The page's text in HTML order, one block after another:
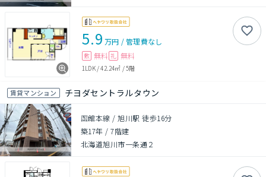
5.9 万円 /管理費なし
敷 無料 礼 無料
1LDK/42.24㎡ /5階
賃貸マンション チヨダセントラルタウン
函館本線 / 旭川駅 徒歩16分
築17年 /7階建
北海道旭川市一条通２